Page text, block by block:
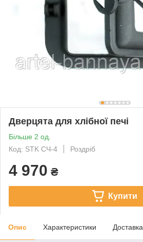
Дверцята для хлібної печі
Більше 2 од.
Код: STK CЧ-4
Роздріб
4 970 ₴
Купити
Опис Характеристики Доставка